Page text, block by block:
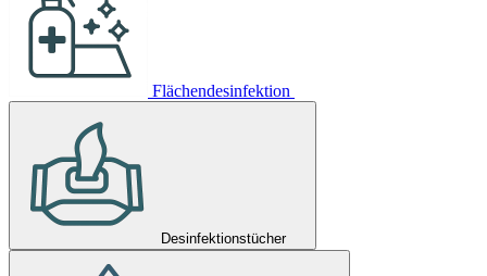
Flächendesinfektion
Desinfektionstücher